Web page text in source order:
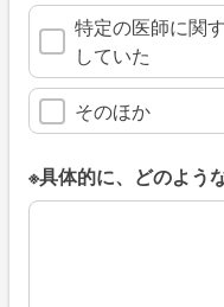
特定の医師に関
していた
そのほか
※具体的に、どのよう
※具体的に、どのよう